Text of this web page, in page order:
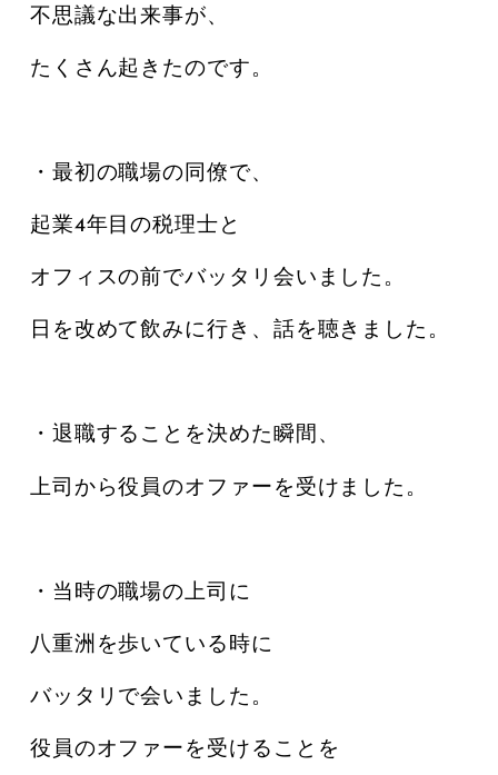
不思議な出来事が、
たくさん起きたのです。
・最初の職場の同僚で、
起業4年目の税理士と
オフィスの前でバッタリ会いました。
日を改めて飲みに行き、話を聴きました。
・退職することを決めた瞬間、
上司から役員のオファーを受けました。
・当時の職場の上司に
八重洲を歩いている時に
バッタリで会いました。
役員のオファーを受けることを